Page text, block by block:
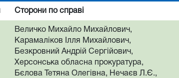
Сторони по справі
Величко Михайло Михайлович,
Карамаліков Ілля Михайлович,
Безкровний Андрій Сергійович,
Херсонська обласна прокуратура,
Бєлова Тетяна Олегівна, Нечаєв Л.Є.,